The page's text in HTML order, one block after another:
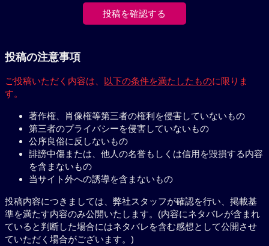
投稿の注意事項
ご投稿いただく内容は、 以下の条件を満たしたものに限りま
す。
著作権、肖像権等第三者の権利を侵害していないもの
第三者のプライバシーを侵害していないもの
公序良俗に反しないもの
誹謗中傷または、他人の名誉もしくは信用を毀損する内容
を含まないもの
当サイト外への誘導を含まないもの
投稿内容につきましては、弊社スタッフが確認を行い、掲載基
準を満たす内容のみ公開いたします。(内容にネタバレが含まれ
ていると判断した場合にはネタバレを含む感想として公開させ
ていただく場合がございます。)